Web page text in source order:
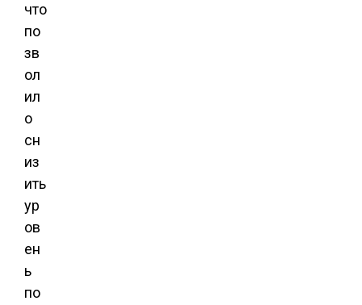
что
по
зв
ол
ил
о
сн
из
ить
ур
ов
ен
ь
по